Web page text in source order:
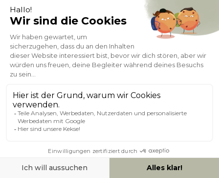
TV-Möbel mit hellem Holzfinish in Eiche 2 Schubladen L160 cm
MADERO
- 31%
227,69 329,99